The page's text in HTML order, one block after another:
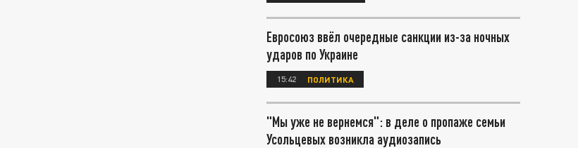
Евросоюз ввёл очередные санкции из-за ночных
ударов по Украине
15:42 ПОЛИТИКА
"Мы уже не вернемся": в деле о пропаже семьи
Усольцевых возникла аудиозапись